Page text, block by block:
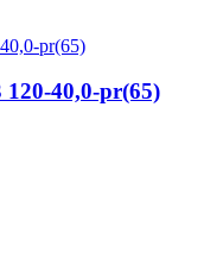
40,0-pr(65)